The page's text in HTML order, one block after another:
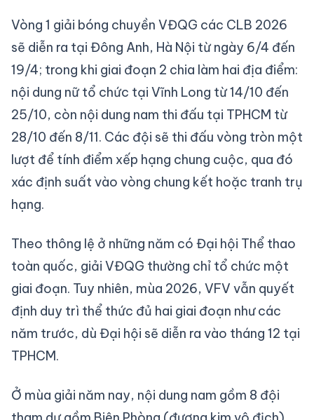
Vòng 1 giải bóng chuyền VĐQG các CLB 2026
sẽ diễn ra tại Đông Anh, Hà Nội từ ngày 6/4 đến
19/4; trong khi giai đoạn 2 chia làm hai địa điểm:
nội dung nữ tổ chức tại Vĩnh Long từ 14/10 đến
25/10, còn nội dung nam thi đấu tại TPHCM từ
28/10 đến 8/11. Các đội sẽ thi đấu vòng tròn một
lượt để tính điểm xếp hạng chung cuộc, qua đó
xác định suất vào vòng chung kết hoặc tranh trụ
hạng.
Theo thông lệ ở những năm có Đại hội Thể thao
toàn quốc, giải VĐQG thường chỉ tổ chức một
giai đoạn. Tuy nhiên, mùa 2026, VFV vẫn quyết
định duy trì thể thức đủ hai giai đoạn như các
năm trước, dù Đại hội sẽ diễn ra vào tháng 12 tại
TPHCM.
Ở mùa giải năm nay, nội dung nam gồm 8 đội